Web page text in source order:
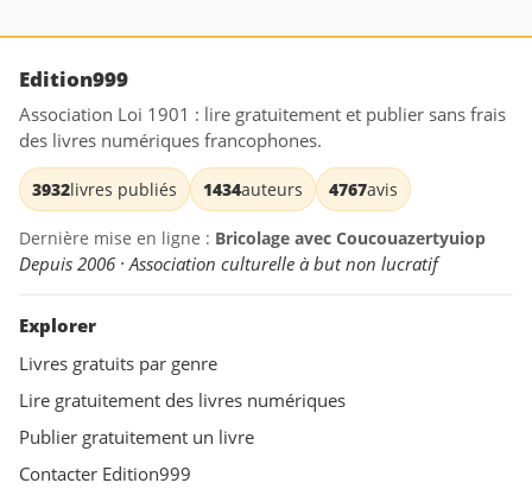
Edition999
Association Loi 1901 : lire gratuitement et publier sans frais
des livres numériques francophones.
3932livres publiés 1434auteurs 4767avis
Dernière mise en ligne : Bricolage avec Coucouazertyuiop
Depuis 2006 · Association culturelle à but non lucratif
Explorer
Livres gratuits par genre
Lire gratuitement des livres numériques
Publier gratuitement un livre
Contacter Edition999